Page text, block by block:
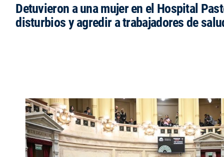
Detuvieron a una mujer en el Hospital
disturbios y agredir a trabajadores de